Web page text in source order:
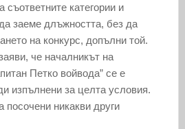
съответните категории и
заеме длъжността, без да
на конкурс, допълни той.
че началникът на
Петко войвода” се е
изпълнени за целта условия.
никакви други